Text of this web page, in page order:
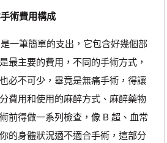
術費用構成
筆簡單的支出，它包含好幾個部
最主要的費用，不同的手術方式，
必不可少，畢竟是無痛手術，得讓
費用和使用的麻醉方式、麻醉藥物
前得做一系列檢查，像 B 超、血常
的身體狀況適不適合手術，這部分